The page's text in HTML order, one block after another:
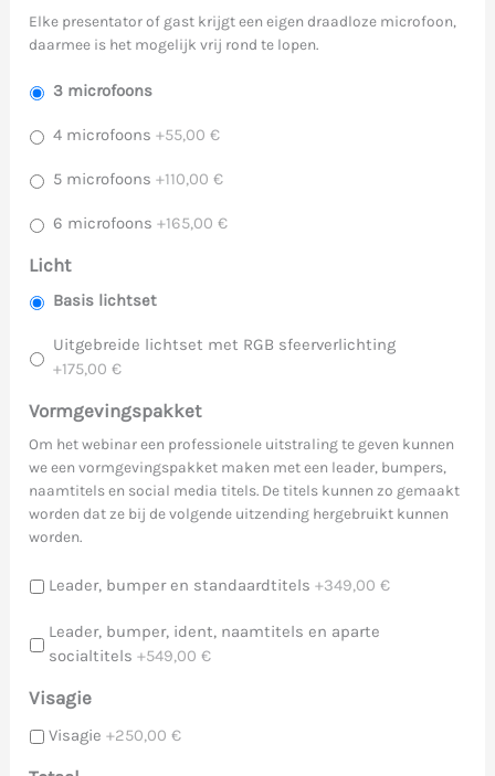
Elke presentator of gast krijgt een eigen draadloze microfoon,
daarmee is het mogelijk vrij rond te lopen.
3 microfoons
4 microfoons +55,00 €
5 microfoons +110,00 €
6 microfoons +165,00 €
Licht
Basis lichtset
Uitgebreide lichtset met RGB sfeerverlichting
+175,00 €
Vormgevingspakket
Om het webinar een professionele uitstraling te geven kunnen
we een vormgevingspakket maken met een leader, bumpers,
naamtitels en social media titels. De titels kunnen zo gemaakt
worden dat ze bij de volgende uitzending hergebruikt kunnen
worden.
Leader, bumper en standaardtitels +349,00 €
Leader, bumper, ident, naamtitels en aparte
socialtitels +549,00 €
Visagie
Visagie +250,00 €